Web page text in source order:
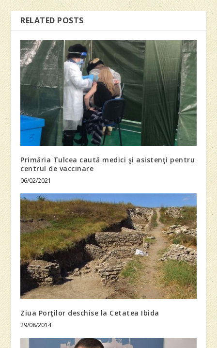
RELATED POSTS
Primăria Tulcea caută medici şi asistenţi pentru
centrul de vaccinare
06/02/2021
Ziua Porţilor deschise la Cetatea Ibida
29/08/2014